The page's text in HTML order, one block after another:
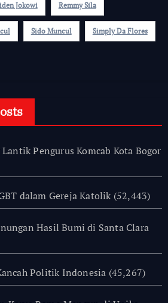
Jokowi Remmy Sila
Sido Muncul Simply Da Flores
Pengurus Komcab Kota Bogor
dalam Gereja Katolik (52,443)
Hasil Bumi di Santa Clara
Politik Indonesia (45,267)